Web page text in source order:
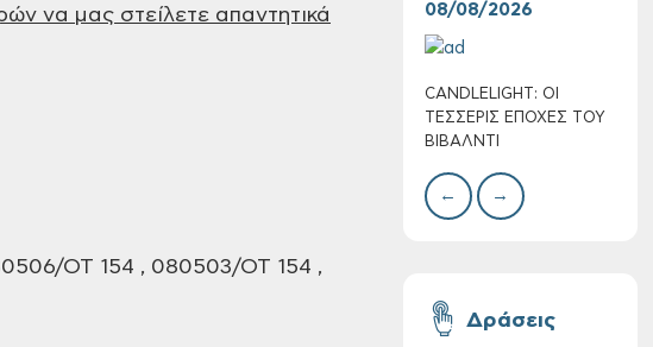
να μας στείλετε απαντητικά
ΟΤ 154 , 080503/ΟΤ 154 ,
Πολύ Υψηλός
Κίνδυνος Πυρκαγιάς
Αυγούστου 2026
08/08/2026
CANDLELIGHT: ΟΙ
ΤΕΣΣΕΡΙΣ ΕΠΟΧΕΣ ΤΟΥ
ΒΙΒΑΛΝΤΙ
← →
Δράσεις